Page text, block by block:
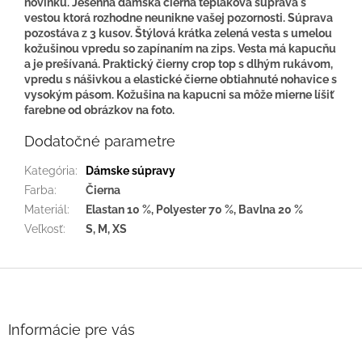
vestou ktorá rozhodne neunikne vašej pozornosti. Súprava
pozostáva z 3 kusov. Štýlová krátka zelená vesta s umelou
kožušinou vpredu so zapínaním na zips. Vesta má kapucňu
a je prešívaná. Praktický čierny crop top s dlhým rukávom,
vpredu s nášivkou a elastické čierne obtiahnuté nohavice s
vysokým pásom. Kožušina na kapucni sa môže mierne líšiť
farebne od obrázkov na foto.
Dodatočné parametre
Kategória:
Dámske súpravy
Farba:
Čierna
Materiál :
Elastan 10 %, Polyester 70 %, Bavlna 20 %
Veľkosť: S, M, XS
Informácie pre vás